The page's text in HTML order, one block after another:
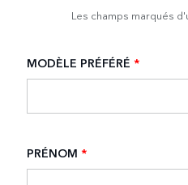
Les champs marqués
MODÈLE PRÉFÉRÉ *
PRÉNOM *